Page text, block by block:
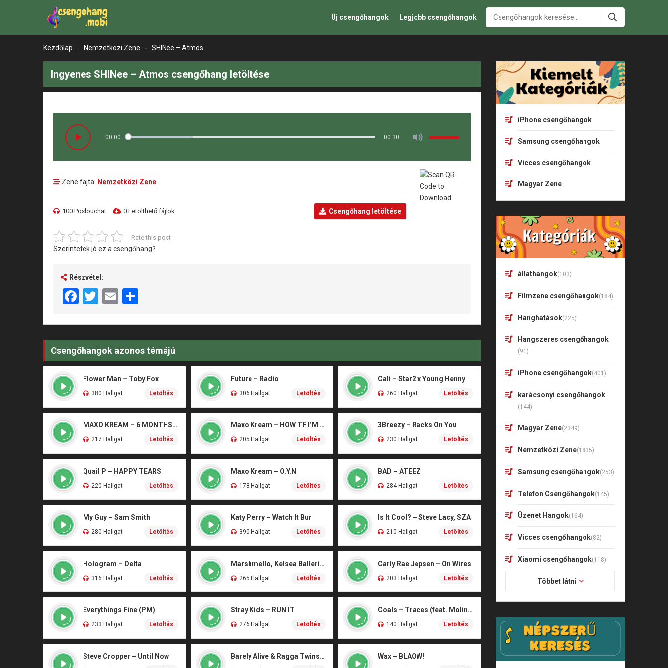
Új csengőhangok Legjobb csengőhangok
Kezdőlap - Nemzetközi Zene - SHINee – Atmos
Ingyenes SHINee – Atmos csengőhang letöltése
00:00 00:30
Zene fajta: Nemzetközi Zene
100 Poslouchat 0 Letölthető fájlok Csengőhang letöltése
Rate this post
Szerintetek jó ez a csengőhang?
Részvétel:
Facebook
Twitter
Email
Csengőhangok azonos témájú
Flower Man – Toby Fox
380 Hallgat Letöltés
Future – Radio
306 Hallgat Letöltés
Cali – Star2 x Young Henny
260 Hallgat Letöltés
MAXO KREAM – 6 MONTHS CLEAN
217 Hallgat Letöltés
Maxo Kream – HOW TF I’M LUCKY
205 Hallgat Letöltés
3Breezy – Racks On You
230 Hallgat Letöltés
Quail P – HAPPY TEARS
220 Hallgat Letöltés
Maxo Kream – O.Y.N
178 Hallgat Letöltés
BAD – ATEEZ
284 Hallgat Letöltés
My Guy – Sam Smith
280 Hallgat Letöltés
Katy Perry – Watch It Bur
390 Hallgat Letöltés
Is It Cool? – Steve Lacy, SZA
210 Hallgat Letöltés
Hologram – Delta
316 Hallgat Letöltés
Marshmello, Kelsea Ballerini – Another Drink
265 Hallgat Letöltés
Carly Rae Jepsen – On Wires
203 Hallgat Letöltés
Everythings Fine (PM)
233 Hallgat Letöltés
Stray Kids – RUN IT
276 Hallgat Letöltés
Coals – Traces (feat. Molina)
140 Hallgat Letöltés
Steve Cropper – Until Now Barely Alive & Ragga Twins – We Set It Wax – BLAOW!
iPhone csengőhangok
Samsung csengőhangok
Vicces csengőhangok
Magyar Zene
állathangok(103)
Filmzene csengőhangok(184)
Hanghatások(225)
Hangszeres csengőhangok
(91)
iPhone csengőhangok(401)
karácsonyi csengőhangok
(144)
Magyar Zene(2349)
Nemzetközi Zene(1835)
Samsung csengőhangok(253)
Telefon Csengőhangok(145)
Üzenet Hangok(164)
Vicces csengőhangok(82)
Xiaomi csengőhangok(118)
Többet látni